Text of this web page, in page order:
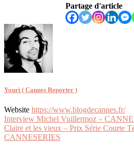
Partage d'article
Youri ( Cannes Reporter )
Website https://www.blogdecannes.fr/
Navigation
de
Interview Michel Vuillermoz –
Claire et les vieux – Prix Série Courte
CANNESERIES